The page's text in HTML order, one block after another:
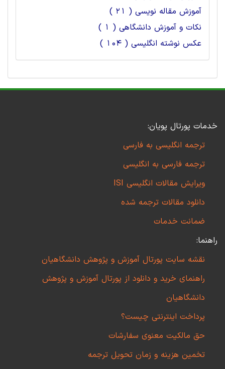
آموزش مقاله نویسی ( 21 )
نکات و آموزش دانشگاهی ( 1 )
عکس نوشته انگلیسی ( 104 )
خدمات پورتال پویان:
ترجمه انگلیسی به فارسی
ترجمه فارسی به انگلیسی
ویرایش مقالات انگلیسی ISI
دانلود مقالات ترجمه شده
ضمانت خدمات
راهنما:
نقشه سایت پورتال آموزش و پژوهش دانشگاهیان
راهنمای خرید و دانلود از پورتال آموزش و پژوهش
دانشگاهیان
پرداخت اینترنتی چیست؟
حق مالکیت معنوی سفارشات
تخمین هزینه و زمان تحویل ترجمه